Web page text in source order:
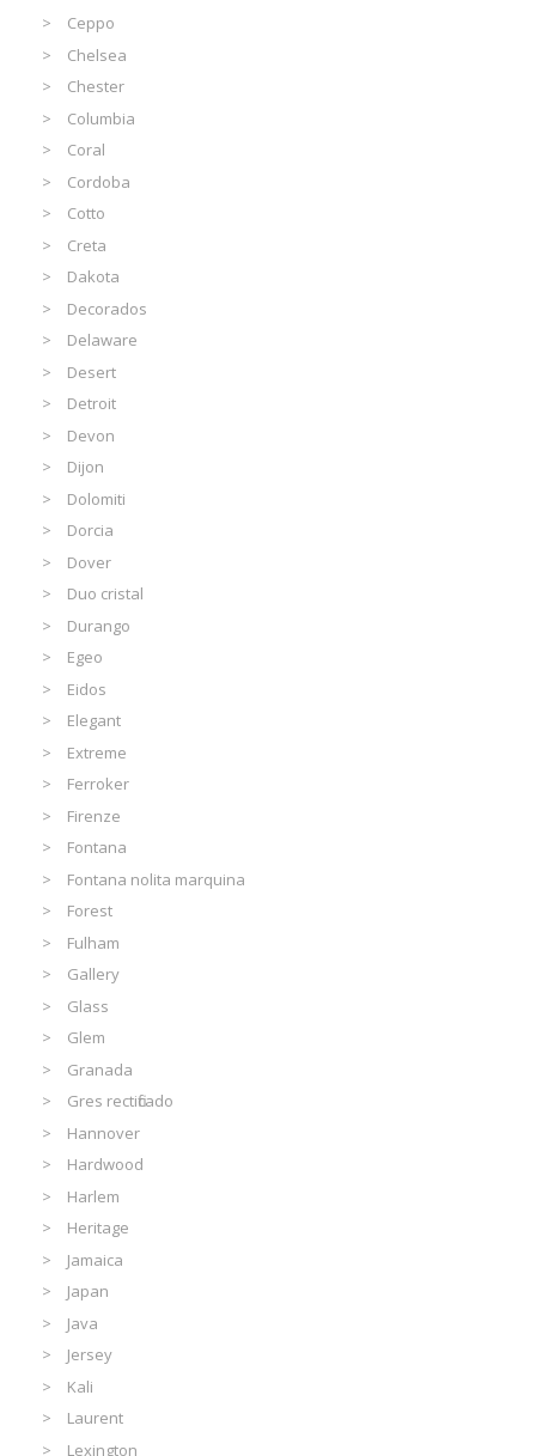
Ceppo
Chelsea
Chester
Columbia
Coral
Cordoba
Cotto
Creta
Dakota
Decorados
Delaware
Desert
Detroit
Devon
Dijon
Dolomiti
Dorcia
Dover
Duo cristal
Durango
Egeo
Eidos
Elegant
Extreme
Ferroker
Firenze
Fontana
Fontana nolita marquina
Forest
Fulham
Gallery
Glass
Glem
Granada
Gres rectificado
Hannover
Hardwood
Harlem
Heritage
Jamaica
Japan
Java
Jersey
Kali
Laurent
Lexington